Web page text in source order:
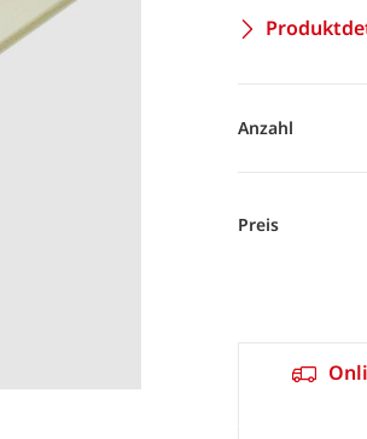
Anzahl
Preis